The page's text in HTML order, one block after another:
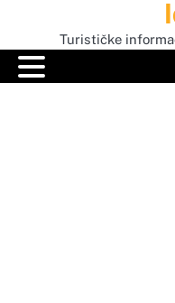
content
Turističke